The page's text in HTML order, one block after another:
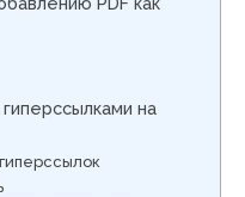
на